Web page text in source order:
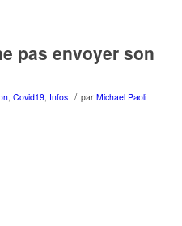
pas envoyer son
, Covid19, Infos / par Michael Paoli